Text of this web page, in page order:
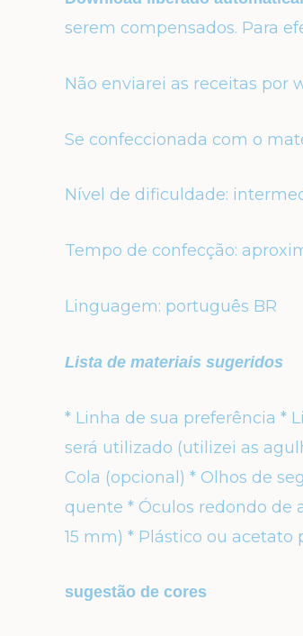
serem compensados. Para
Não enviarei as receitas por
Se confeccionada com o
Nível de dificuldade:
Tempo de confecção:
Linguagem: português BR
Lista de materiais sugeridos
* Linha de sua preferência *
será utilizado (utilizei as
Cola (opcional) * Olhos de
quente * Óculos redondo de
15 mm) * Plástico ou acetato
sugestão de cores